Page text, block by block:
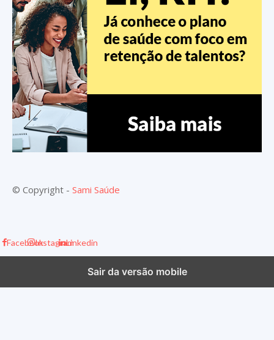
© Copyright - Sami Saúde
FacebookInstagramLinkedin
Sair da versão mobile